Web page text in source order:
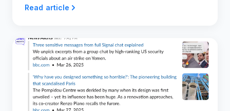
Nachrichten und Trends zu präsentieren.
Read article